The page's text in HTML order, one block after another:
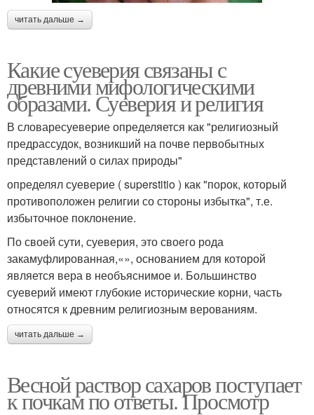
читать дальше →
Какие суеверия связаны с
древними мифологическими
образами. Суеверия и религия
В словаресуеверие определяется как "религиозный
предрассудок, возникший на почве первобытных
представлений о силах природы"
определял суеверие ( superstitio ) как "порок, который
противоположен религии со стороны избытка", т.е.
избыточное поклонение.
По своей сути, суеверия, это своего рода
закамуфлированная,«», основанием для которой
является вера в необъяснимое и. Большинство
суеверий имеют глубокие исторические корни, часть
относятся к древним религиозным верованиям.
читать дальше →
Весной раствор сахаров поступает
к почкам по ответы. Просмотр